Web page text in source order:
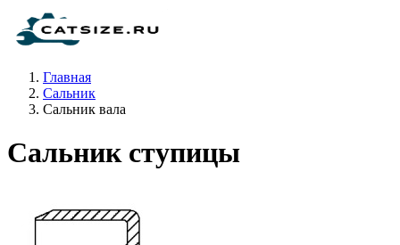
Главная
Сальник
Сальник вала
Сальник ступицы